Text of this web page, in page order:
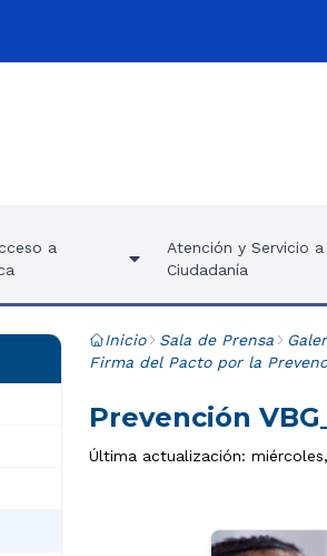
a
Atención y Servicio a
Ciudadanía
Inicio Sala de Prensa
Firma del Pacto por la
Prevención
Última actualización: